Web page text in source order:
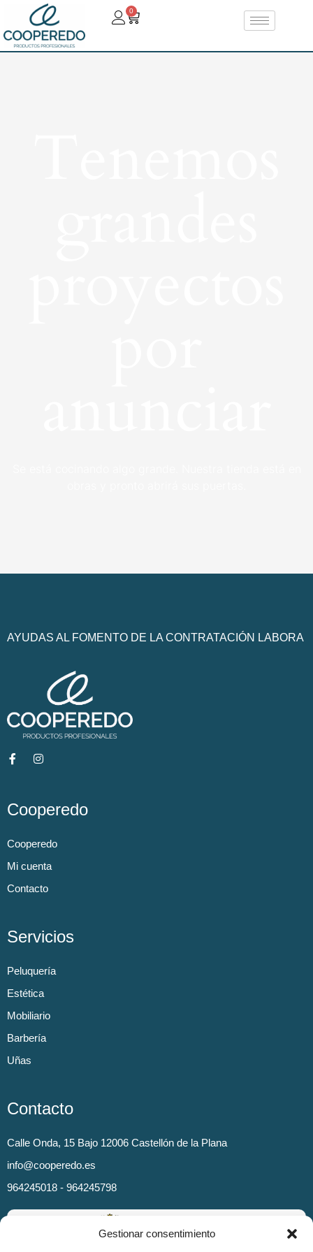
Gestionar consentimiento
0
AYUDAS AL FOMENTO DE LA CONTRATACIÓN LABORA
Cooperedo
Cooperedo
Mi cuenta
Contacto
Servicios
Peluquería
Estética
Mobiliario
Barbería
Uñas
Contacto
Calle Onda, 15 Bajo 12006 Castellón de la Plana
info@cooperedo.es
964245018 - 964245798